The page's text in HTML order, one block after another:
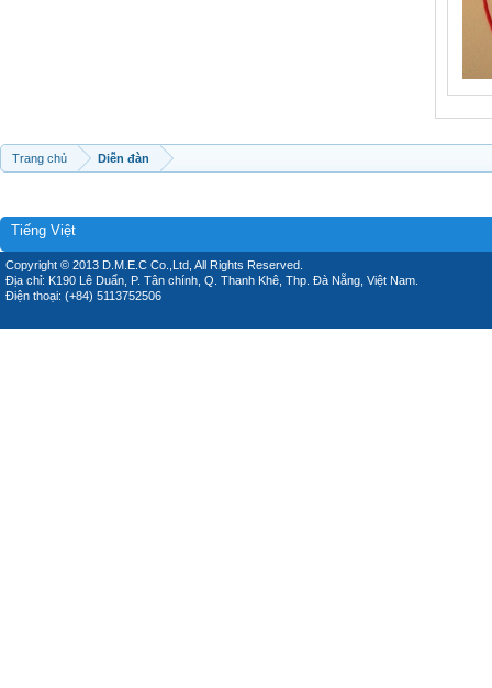
Trang chủ Diễn đàn
Tiếng Việt
Copyright © 2013 D.M.E.C Co.,Ltd, All Rights Reserved.
Địa chỉ: K190 Lê Duẩn, P. Tân chính, Q. Thanh Khê, Thp. Đà Nẵng, Việt Nam.
Điện thoại: (+84) 5113752506